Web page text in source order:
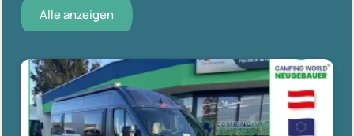
Alle anzeigen